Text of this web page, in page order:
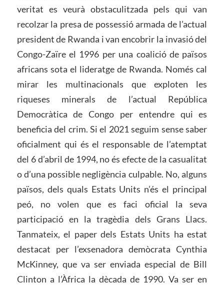
veritat es veurà obstaculitzada pels qui van
recolzar la presa de possessió armada de l’actual
president de Rwanda i van encobrir la invasió del
Congo-Zaïre el 1996 per una coalició de països
africans sota el lideratge de Rwanda. Només cal
mirar les multinacionals que exploten les
riqueses minerals de l’actual República
Democràtica de Congo per entendre qui es
beneficia del crim. Si el 2021 seguim sense saber
oficialment qui és el responsable de l’atemptat
del 6 d’abril de 1994, no és efecte de la casualitat
o d’una possible negligència culpable. No, alguns
països, dels quals Estats Units n’és el principal
peó, no volen que es faci oficial la seva
participació en la tragèdia dels Grans Llacs.
Tanmateix, el paper dels Estats Units ha estat
destacat per l’exsenadora demòcrata Cynthia
McKinney, que va ser enviada especial de Bill
Clinton a l’Àfrica la dècada de 1990. Va ser en